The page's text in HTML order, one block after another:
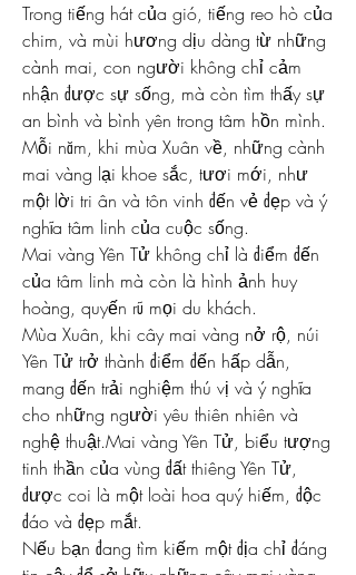
Trong tiếng hát của gió, tiếng reo hò của
chim, và mùi hương dịu dàng từ những
cành mai, con người không chỉ cảm
nhận được sự sống, mà còn tìm thấy sự
an bình và bình yên trong tâm hồn mình.
Mỗi năm, khi mùa Xuân về, những cành
mai vàng lại khoe sắc, tươi mới, như
một lời tri ân và tôn vinh đến vẻ đẹp và ý
nghĩa tâm linh của cuộc sống.
Mai vàng Yên Tử không chỉ là điểm đến
của tâm linh mà còn là hình ảnh huy
hoàng, quyến rũ mọi du khách.
Mùa Xuân, khi cây mai vàng nở rộ, núi
Yên Tử trở thành điểm đến hấp dẫn,
mang đến trải nghiệm thú vị và ý nghĩa
cho những người yêu thiên nhiên và
nghệ thuật.Mai vàng Yên Tử, biểu tượng
tinh thần của vùng đất thiêng Yên Tử,
được coi là một loài hoa quý hiếm, độc
đáo và đẹp mắt.
Nếu bạn đang tìm kiếm một địa chỉ đáng